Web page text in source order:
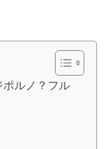
ルノ？フル